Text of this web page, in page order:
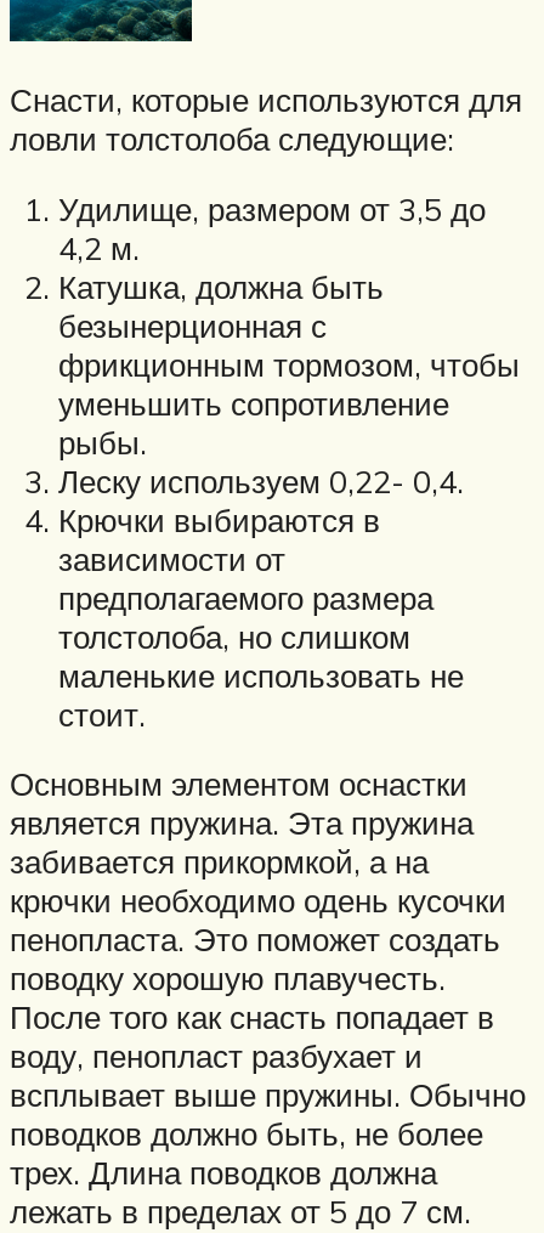
Снасти, которые используются для
ловли толстолоба следующие:
Удилище, размером от 3,5 до
4,2 м.
Катушка, должна быть
безынерционная с
фрикционным тормозом, чтобы
уменьшить сопротивление
рыбы.
Леску используем 0,22- 0,4.
Крючки выбираются в
зависимости от
предполагаемого размера
толстолоба, но слишком
маленькие использовать не
стоит.
Основным элементом оснастки
является пружина. Эта пружина
забивается прикормкой, а на
крючки необходимо одень кусочки
пенопласта. Это поможет создать
поводку хорошую плавучесть.
После того как снасть попадает в
воду, пенопласт разбухает и
всплывает выше пружины. Обычно
поводков должно быть, не более
трех. Длина поводков должна
лежать в пределах от 5 до 7 см.